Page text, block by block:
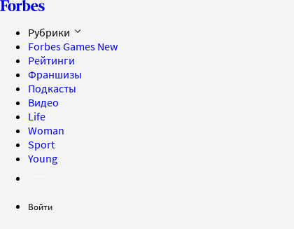
Рубрики
Forbes Games New
Рейтинги
Франшизы
Подкасты
Видео
Life
Woman
Sport
Young
Войти